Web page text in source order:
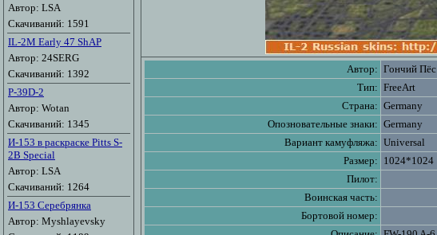
Автор: LSA
Скачиваний: 1591
IL-2M Early 47 ShAP
Автор: 24SERG
Скачиваний: 1392
P-39D-2
Автор: Wotan
Скачиваний: 1345
И-153 в раскраске Pitts S-
2B Special
Автор: LSA
Скачиваний: 1264
И-153 Серебрянка
Автор: Myshlayevsky
Автор: Гончий Пёс
Тип: FreeArt
Страна: Germany
Опозновательные знаки: Germany
Вариант камуфляжа: Universal
Размер: 1024*1024
Пилот:
Воинская часть:
Бортовой номер: